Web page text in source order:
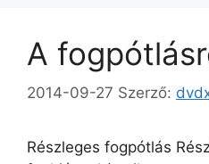
A
2014-09-27 Szerző:
Részleges fogpótlás